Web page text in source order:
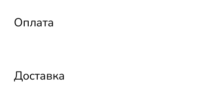
Оплата
Доставка